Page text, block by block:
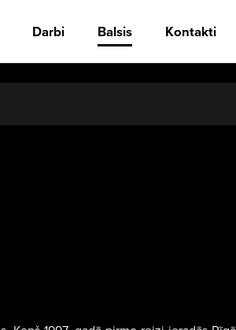
Darbi Balsis Kontakti